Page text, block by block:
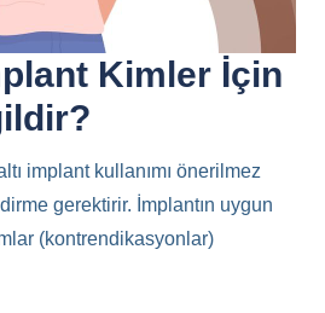
Kimler İçin
implant kullanımı önerilmez
gerektirir. İmplantın uygun
(kontrendikasyonlar)